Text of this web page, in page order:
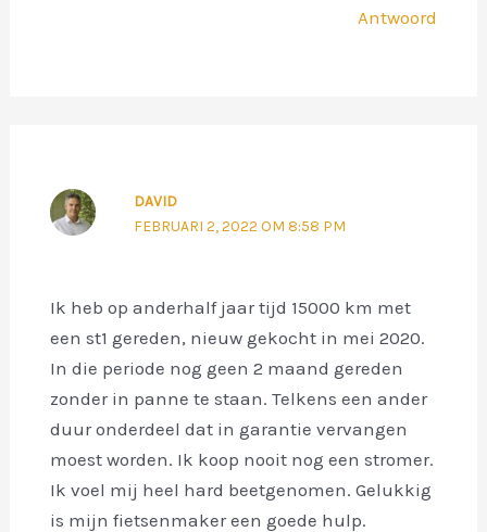
Antwoord
DAVID
FEBRUARI 2, 2022 OM 8:58 PM
Ik heb op anderhalf jaar tijd 15000 km met
een st1 gereden, nieuw gekocht in mei 2020.
In die periode nog geen 2 maand gereden
zonder in panne te staan. Telkens een ander
duur onderdeel dat in garantie vervangen
moest worden. Ik koop nooit nog een stromer.
Ik voel mij heel hard beetgenomen. Gelukkig
is mijn fietsenmaker een goede hulp.